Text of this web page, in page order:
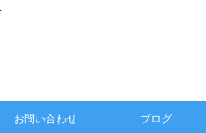
お問い合わせ ブログ